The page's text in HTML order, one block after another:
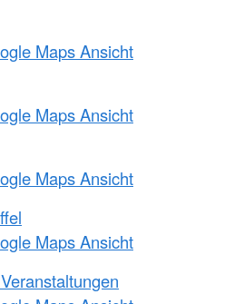
Maps Ansicht
Maps Ansicht
Maps Ansicht
Maps Ansicht